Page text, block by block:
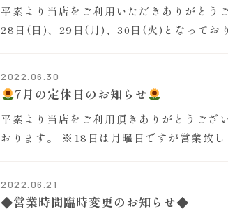
平素より当店をご利用いただきありがと
28日(日)、29日(月)、30日(火)となって
2022.06.30
7月の定休日のお知らせ
平素より当店をご利用頂きありがとうござ
おります。 ※18日は月曜日ですが営業致
2022.06.21
◆営業時間臨時変更のお知らせ◆